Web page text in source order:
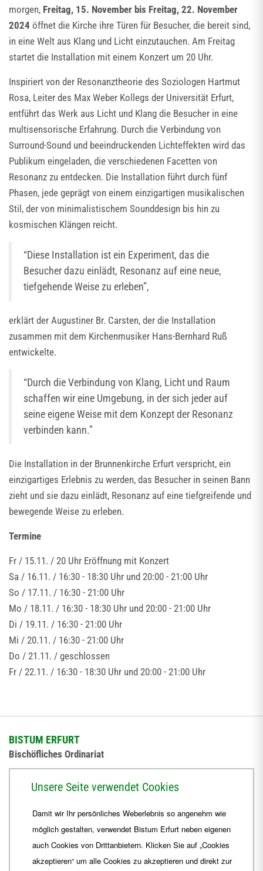
morgen, Freitag, 15. November bis Freitag, 22. November
2024 öffnet die Kirche ihre Türen für Besucher, die bereit sind,
in eine Welt aus Klang und Licht einzutauchen. Am Freitag
startet die Installation mit einem Konzert um 20 Uhr.
Inspiriert von der Resonanztheorie des Soziologen Hartmut
Rosa, Leiter des Max Weber Kollegs der Universität Erfurt,
entführt das Werk aus Licht und Klang die Besucher in eine
multisensorische Erfahrung. Durch die Verbindung von
Surround-Sound und beeindruckenden Lichteffekten wird das
Publikum eingeladen, die verschiedenen Facetten von
Resonanz zu entdecken. Die Installation führt durch fünf
Phasen, jede geprägt von einem einzigartigen musikalischen
Stil, der von minimalistischem Sounddesign bis hin zu
kosmischen Klängen reicht.
“Diese Installation ist ein Experiment, das die
Besucher dazu einlädt, Resonanz auf eine neue,
tiefgehende Weise zu erleben”,
erklärt der Augustiner Br. Carsten, der die Installation
zusammen mit dem Kirchenmusiker Hans-Bernhard Ruß
entwickelte.
“Durch die Verbindung von Klang, Licht und Raum
schaffen wir eine Umgebung, in der sich jeder auf
seine eigene Weise mit dem Konzept der Resonanz
verbinden kann.”
Die Installation in der Brunnenkirche Erfurt verspricht, ein
einzigartiges Erlebnis zu werden, das Besucher in seinen Bann
zieht und sie dazu einlädt, Resonanz auf eine tiefgreifende und
bewegende Weise zu erleben.
Termine
Fr / 15.11. / 20 Uhr Eröffnung mit Konzert
Sa / 16.11. / 16:30 - 18:30 Uhr und 20:00 - 21:00 Uhr
So / 17.11. / 16:30 - 21:00 Uhr
Mo / 18.11. / 16:30 - 18:30 Uhr und 20:00 - 21:00 Uhr
Di / 19.11. / 16:30 - 21:00 Uhr
Mi / 20.11. / 16:30 - 21:00 Uhr
Do / 21.11. / geschlossen
Fr / 22.11. / 16:30 - 18:30 Uhr und 20:00 - 21:00 Uhr
BISTUM ERFURT
Bischöfliches Ordinariat
+49 361 6572-444
E-Mail ordinariat@Bistum-Erfurt.de
Unsere Seite verwendet Cookies
Damit wir Ihr persönliches Weberlebnis so angenehm wie
möglich gestalten, verwendet Bistum Erfurt neben eigenen
auch Cookies von Drittanbietern. Klicken Sie auf „Cookies
akzeptieren“ um alle Cookies zu akzeptieren und direkt zur